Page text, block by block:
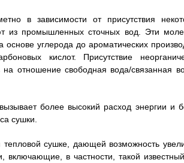
в зависимости от присутствия
из промышленных сточных вод. Эти
основе углерода до ароматических
кислот. Присутствие
отношение свободная вода/связанная
более высокий расход энергии и
сушки.
тепловой сушке, дающей возможность
включающие, в частности, такой